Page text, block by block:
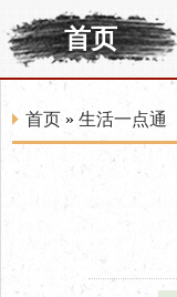
首页
首页 » 生活一点通